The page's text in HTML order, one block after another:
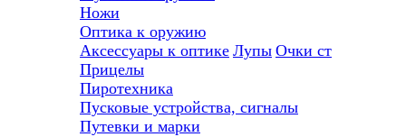
Ножи
Оптика к оружию
Аксессуары к оптике Лупы Очки ст
Прицелы
Пиротехника
Пусковые устройства, сигналы
Путевки и марки